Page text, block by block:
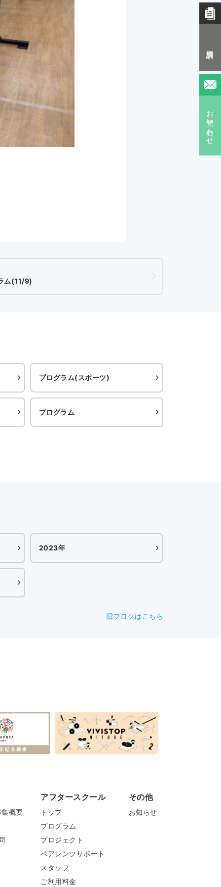
お問い合わせ
ム(11/9)
プログラム(スポーツ)
プログラム
2023年
旧ブログはこちら
集概要
アフタースクール
トップ
プログラム
プロジェクト
ペアレンツサポート
スタッフ
ご利用料金
その他
お知らせ